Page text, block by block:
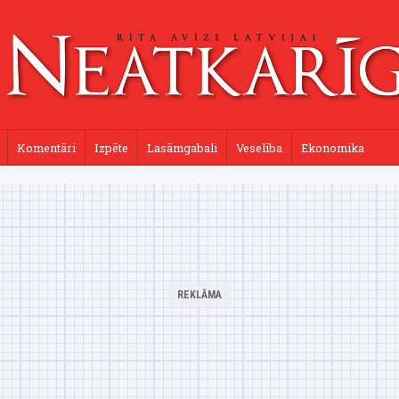
Komentāri Izpēte Lasāmgabali Veselība Ekonomika